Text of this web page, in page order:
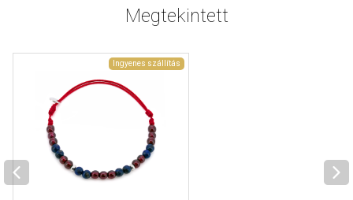
Megtekintett
Ingyenes szállítás